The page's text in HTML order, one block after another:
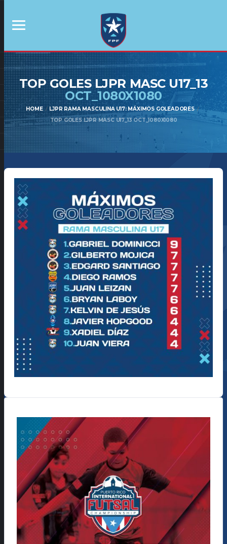
TOP GOLES LJPR MASC U17_13
OCT_1080X1080
HOME
LJPR RAMA MASCULINA U17: MÁXIMOS GOLEADORES
TOP GOLES LJPR MASC U17_13 OCT_1080X1080